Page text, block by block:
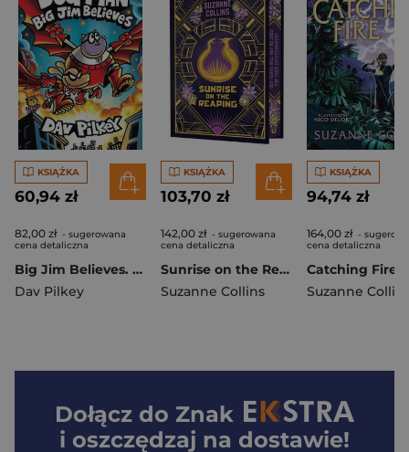
KSIĄŻKA
60,94 zł
82,00 zł - sugerowana
cena detaliczna
Big Jim Believes. Dog Man
Dav Pilkey
KSIĄŻKA
103,70 zł
142,00 zł - sugerowana
cena detaliczna
Sunrise on the Reaping. Collector's Edition
Suzanne Collins
KSIĄŻKA
94,74 zł
164,00 zł -
cena detaliczna
Catching Fire
Suzanne
Dołącz do Znak
i oszczędzaj na dostawie!